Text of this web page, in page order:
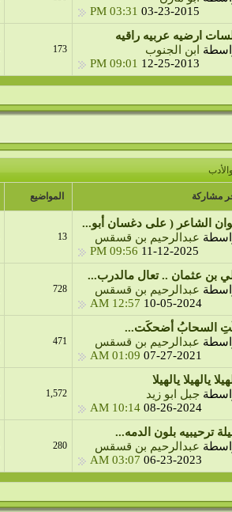
03-23-2015
03:31 PM
ارضيه عربيه راقيه
ابن الجنوب
12-25-2013
09:01 PM
173
مشاركة المواضيع
الشاعر ( على دغسان أبو...
عبدالرحيم بن قسقس
11-12-2025
09:56 PM
13
بن عثمان .. تعال مالدرب...
عبدالرحيم بن قسقس
10-05-2024
12:57 AM
728
السحابُ أضحكَت...
عبدالرحيم بن قسقس
07-27-2021
01:09 AM
471
يالهيلا يالهيلا
جبل ابو زيد
08-26-2024
10:14 AM
1,572
ترحيبيه بلون الدمه...
عبدالرحيم بن قسقس
06-23-2023
03:07 AM
280